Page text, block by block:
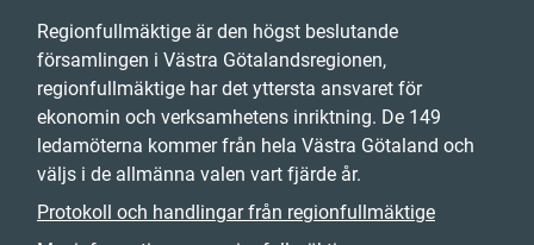
Regionfullmäktige är den högst beslutande
församlingen i Västra Götalandsregionen,
regionfullmäktige har det yttersta ansvaret för
ekonomin och verksamhetens inriktning. De 149
ledamöterna kommer från hela Västra Götaland och
väljs i de allmänna valen vart fjärde år.
Protokoll och handlingar från regionfullmäktige